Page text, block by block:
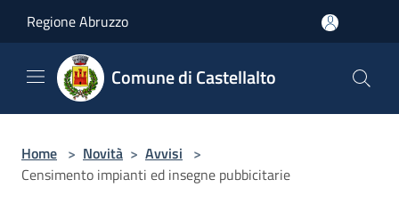
Regione Abruzzo
Comune di Castellalto
Home > Novità > Avvisi >
Censimento impianti ed insegne pubbicitarie